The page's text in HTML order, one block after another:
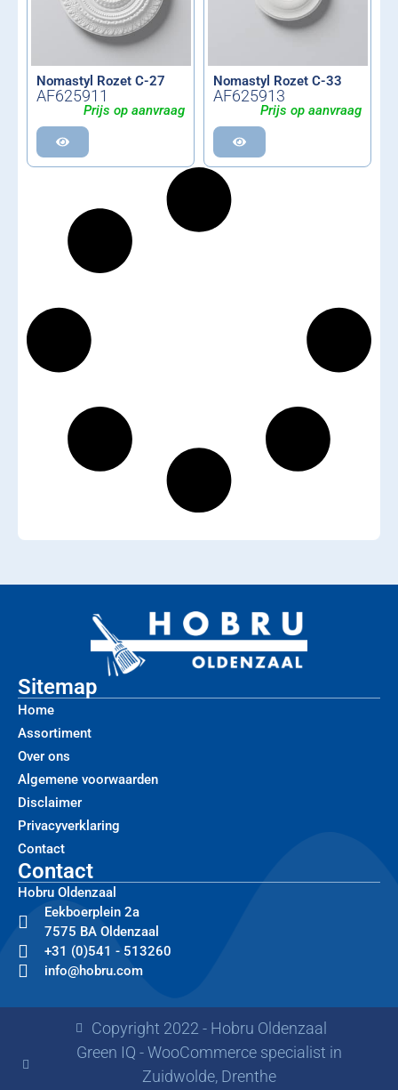
Nomastyl Rozet C-27
AF625911
Prijs op aanvraag
Nomastyl Rozet C-33
AF625913
Prijs op aanvraag
Sitemap
Home
Assortiment
Over ons
Algemene voorwaarden
Disclaimer
Privacyverklaring
Contact
Contact
Hobru Oldenzaal
Eekboerplein 2a
7575 BA Oldenzaal
+31 (0)541 - 513260
info@hobru.com
Copyright 2022 - Hobru Oldenzaal
Green IQ - WooCommerce specialist in
Zuidwolde, Drenthe